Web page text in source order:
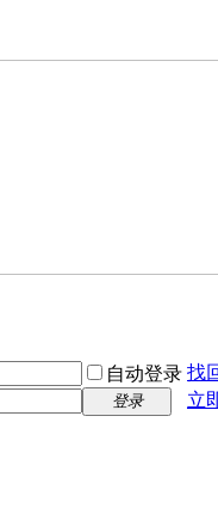
自动登录 找
登录
立